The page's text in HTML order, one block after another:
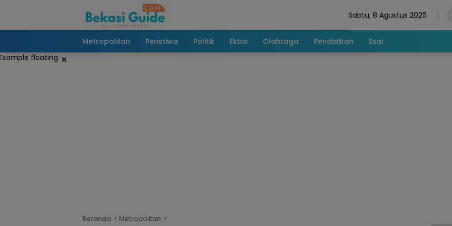
Sabtu, 8 Agustus 2026
Metropolitan Peristiwa Politik Ekbis Olahraga Pendidikan Esai
×
Beranda Metropolitan